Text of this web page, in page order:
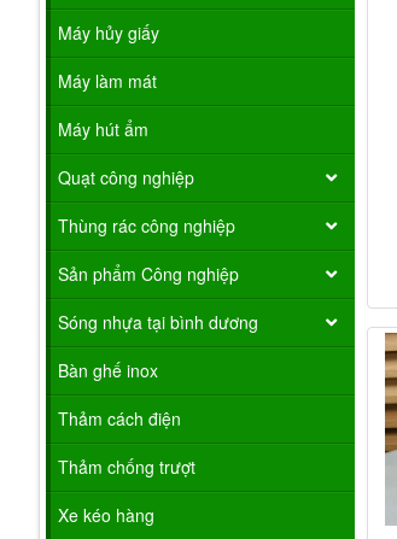
Máy hủy giấy
Máy làm mát
Máy hút ẩm
Quạt công nghiệp
Thùng rác công nghiệp
Sản phẩm Công nghiệp
Sóng nhựa tại bình dương
Bàn ghế inox
Thảm cách điện
Thảm chống trượt
Xe kéo hàng